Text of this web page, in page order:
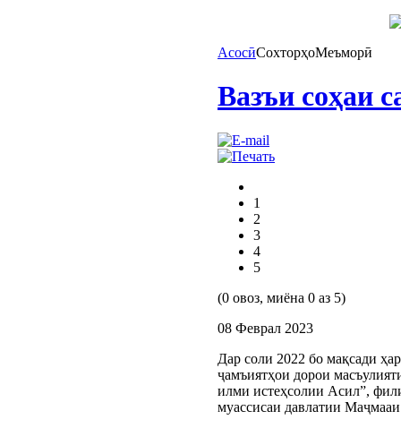
АсосӣСохторҳоМеъморӣ
Вазъи соҳаи
1
2
3
4
5
(0 овоз, миёна 0 аз 5)
08 Феврал 2023
Дар соли 2022 бо мақсади
ҷамъиятҳои дорои
илми истеҳсолии Асил”,
муассисаи давлатии